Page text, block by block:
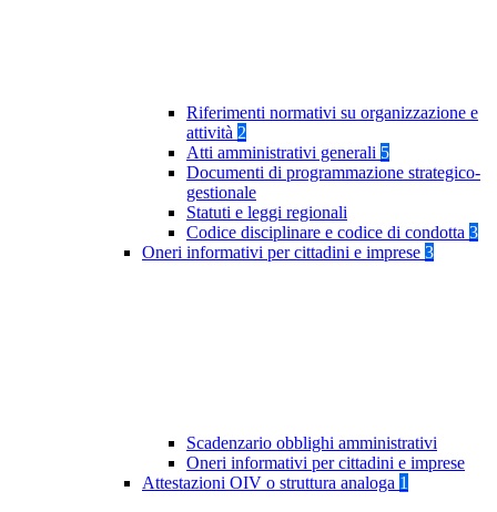
Riferimenti normativi su organizzazione e
attività 2
Atti amministrativi generali 5
Documenti di programmazione strategico-
gestionale
Statuti e leggi regionali
Codice disciplinare e codice di condotta 3
Oneri informativi per cittadini e imprese 3
Scadenzario obblighi amministrativi
Oneri informativi per cittadini e imprese
Attestazioni OIV o struttura analoga 1